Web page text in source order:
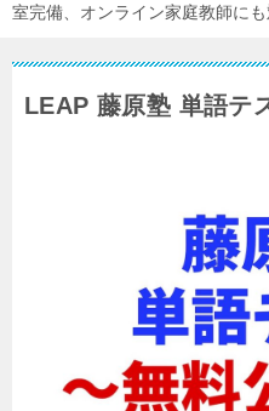
室完備、オンライン家庭教師に
LEAP 藤原塾 単語テ